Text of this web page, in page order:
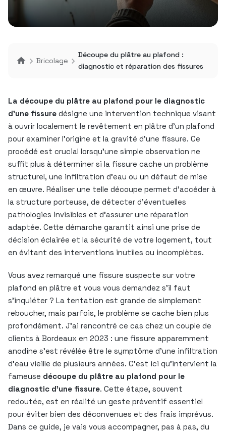
Bricolage
Découpe du plâtre au plafond :
diagnostic et réparation des fissures
La découpe du plâtre au plafond pour le diagnostic
d’une fissure désigne une intervention technique visant
à ouvrir localement le revêtement en plâtre d’un plafond
pour examiner l’origine et la gravité d’une fissure. Ce
procédé est crucial lorsqu’une simple observation ne
suffit plus à déterminer si la fissure cache un problème
structurel, une infiltration d’eau ou un défaut de mise
en œuvre. Réaliser une telle découpe permet d’accéder à
la structure porteuse, de détecter d’éventuelles
pathologies invisibles et d’assurer une réparation
adaptée. Cette démarche garantit ainsi une prise de
décision éclairée et la sécurité de votre logement, tout
en évitant des interventions inutiles ou incomplètes.
Vous avez remarqué une fissure suspecte sur votre
plafond en plâtre et vous vous demandez s’il faut
s’inquiéter ? La tentation est grande de simplement
reboucher, mais parfois, le problème se cache bien plus
profondément. J’ai rencontré ce cas chez un couple de
clients à Bordeaux en 2023 : une fissure apparemment
anodine s’est révélée être le symptôme d’une infiltration
d’eau vieille de plusieurs années. C’est ici qu’intervient la
fameuse découpe du plâtre au plafond pour le
diagnostic d’une fissure. Cette étape, souvent
redoutée, est en réalité un geste préventif essentiel
pour éviter bien des déconvenues et des frais imprévus.
Dans ce guide, je vais vous accompagner, pas à pas, du